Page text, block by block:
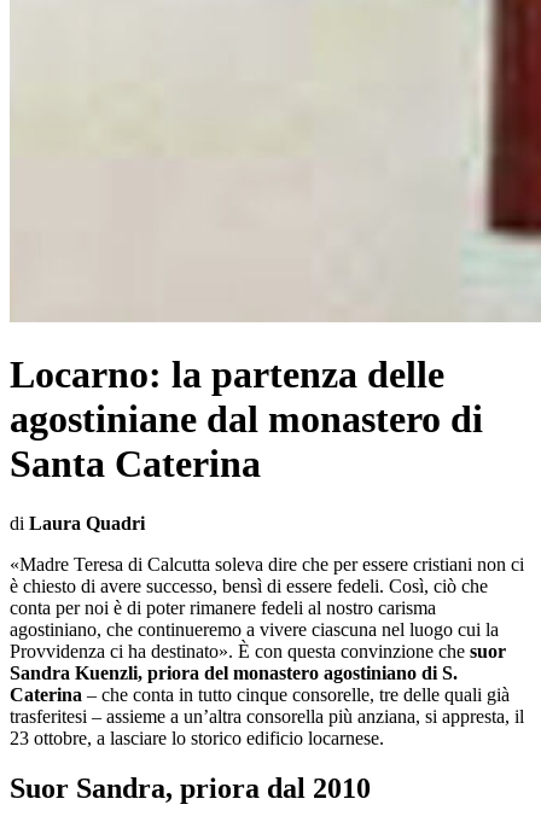
Locarno: la partenza delle
agostiniane dal monastero di
Santa Caterina
di Laura Quadri
«Madre Teresa di Calcutta soleva dire che per essere cristiani non ci
è chiesto di avere successo, bensì di essere fedeli. Così, ciò che
conta per noi è di poter rimanere fedeli al nostro carisma
agostiniano, che continueremo a vivere ciascuna nel luogo cui la
Provvidenza ci ha destinato». È con questa convinzione che suor
Sandra Kuenzli, priora del monastero agostiniano di S.
Caterina – che conta in tutto cinque consorelle, tre delle quali già
trasferitesi – assieme a un’altra consorella più anziana, si appresta, il
23 ottobre, a lasciare lo storico edificio locarnese.
Suor Sandra, priora dal 2010